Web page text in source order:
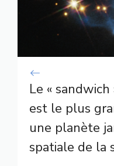
Le «
est le plus
une planète
spatiale de la